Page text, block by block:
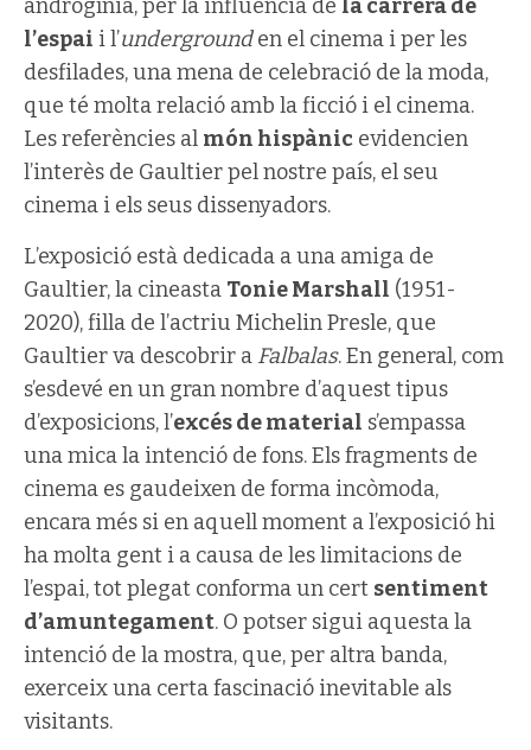
androgínia, per la influència de la carrera de
l’espai i l’undergrounden el cinema i per les
desfilades, una mena de celebració de la moda,
que té molta relació amb la ficció i el cinema.
Les referències al món hispànic evidencien
l’interès de Gaultier pel nostre país, el seu
cinema i els seus dissenyadors.
L’exposició està dedicada a una amiga de
Gaultier, la cineasta Tonie Marshall (1951-
2020), filla de l’actriu Michelin Presle, que
Gaultier va descobrir a Falbalas. En general, com
s’esdevé en un gran nombre d’aquest tipus
d’exposicions, l’excés de material s’empassa
una mica la intenció de fons. Els fragments de
cinema es gaudeixen de forma incòmoda,
encara més si en aquell moment a l’exposició hi
ha molta gent i a causa de les limitacions de
l’espai, tot plegat conforma un cert sentiment
d’amuntegament. O potser sigui aquesta la
intenció de la mostra, que, per altra banda,
exerceix una certa fascinació inevitable als
visitants.